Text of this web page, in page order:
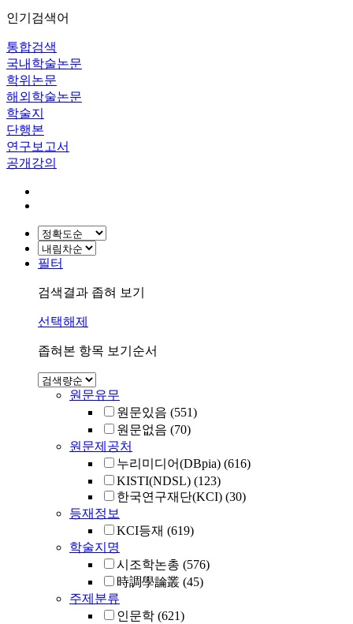
인기검색어
통합검색
국내학술논문
학위논문
해외학술논문
학술지
단행본
연구보고서
공개강의
필터
검색결과 좁혀 보기
선택해제
좁혀본 항목 보기순서
원문유무
원문있음 (551)
원문없음 (70)
원문제공처
누리미디어(DBpia) (616)
KISTI(NDSL) (123)
한국연구재단(KCI) (30)
등재정보
KCI등재 (619)
학술지명
시조학논총 (576)
時調學論叢 (45)
주제분류
인문학 (621)